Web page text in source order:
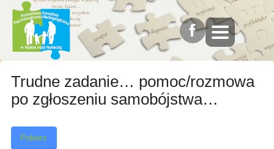
Trudne zadanie… pomoc/rozmowa
po zgłoszeniu samobójstwa…
Pobierz